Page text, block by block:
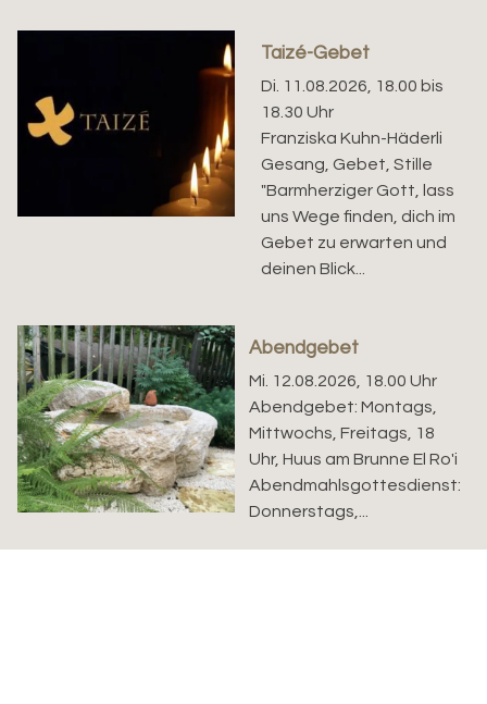
Taizé-Gebet
Di. 11.08.2026, 18.00 bis
18.30 Uhr
Franziska Kuhn-Häderli
Gesang, Gebet, Stille
"Barmherziger Gott, lass
uns Wege finden, dich im
Gebet zu erwarten und
deinen Blick...
Abendgebet
Mi. 12.08.2026, 18.00 Uhr
Abendgebet: Montags,
Mittwochs, Freitags, 18
Uhr, Huus am Brunne El Ro'i
Abendmahlsgottesdienst:
Donnerstags,...